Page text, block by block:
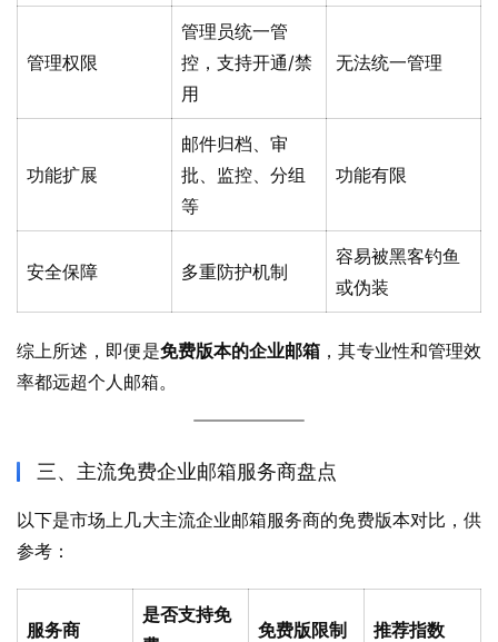
管理权限
管理员统一管
控，支持开通/禁
用
无法统一管理
功能扩展
邮件归档、审
批、监控、分组
等
功能有限
安全保障 多重防护机制
容易被黑客钓鱼
或伪装
综上所述，即便是免费版本的企业邮箱 ，其专业性和管理效
率都远超个人邮箱。
三、主流免费企业邮箱服务商盘点
以下是市场上几大主流企业邮箱服务商的免费版本对比，供
参考：
服务商
是否支持免
免费版限制 推荐指数